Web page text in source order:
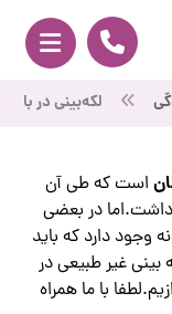
لکه‌بینی در
است که طی آن
داشت.اما در بعضی
وجود دارد که باید
بینی غیر طبیعی در
با ما همراه